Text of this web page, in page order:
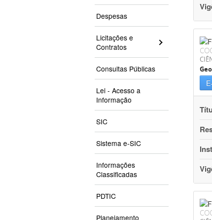
Despesas
Licitações e
Contratos
Consultas Públicas
Lei - Acesso a
Informação
SIC
Sistema e-SIC
Informações
Classificadas
PDTIC
Planejamento